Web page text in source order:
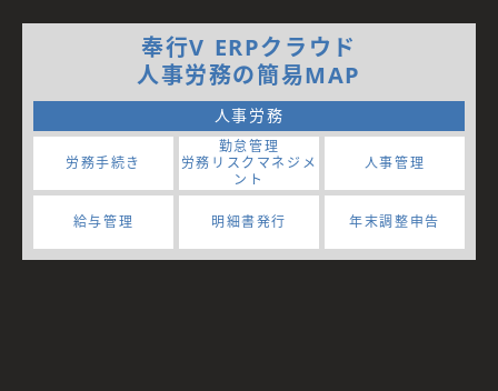
奉行V ERPクラウド
人事労務の簡易MAP
人事労務
労務手続き
勤怠管理
労務リスクマネジメ
ント
人事管理
給与管理 明細書発行 年末調整申告